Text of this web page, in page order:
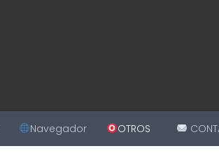
Navegador OTROS